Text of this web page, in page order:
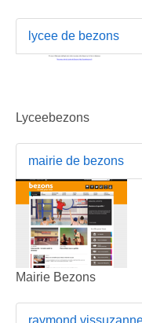
lycee de bezons
Lyceebezons
mairie de bezons
Mairie Bezons
raymond